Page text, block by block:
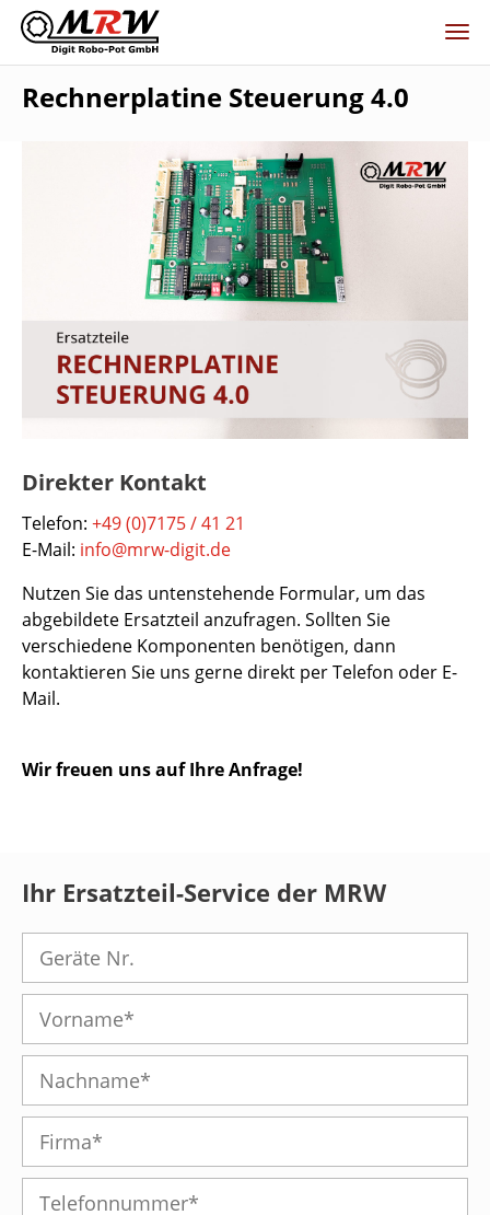
Rechnerplatine Steuerung 4.0
Direkter Kontakt
Telefon: +49 (0)7175 / 41 21
E-Mail: info@mrw-digit.de
Nutzen Sie das untenstehende Formular, um das
abgebildete Ersatzteil anzufragen. Sollten Sie
verschiedene Komponenten benötigen, dann
kontaktieren Sie uns gerne direkt per Telefon oder E-
Mail.
Wir freuen uns auf Ihre Anfrage!
Ihr Ersatzteil-Service der MRW